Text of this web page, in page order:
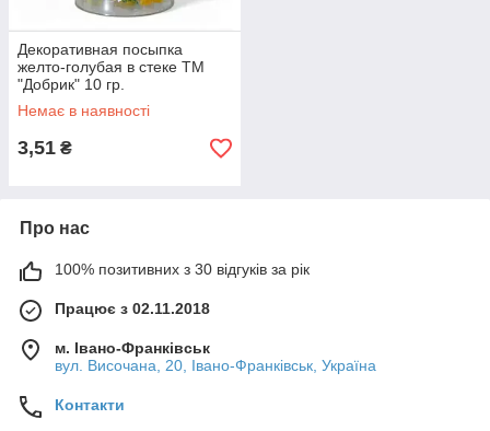
Декоративная посыпка
желто-голубая в стеке ТМ
"Добрик" 10 гр.
Немає в наявності
3,51 ₴
Про нас
100% позитивних з 30 відгуків за рік
Працює з 02.11.2018
м. Івано-Франківськ
вул. Височана, 20, Івано-Франківськ, Україна
Контакти